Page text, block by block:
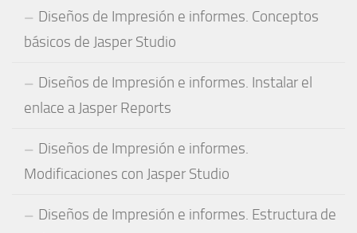
Diseños de Impresión e informes. Conceptos
básicos de Jasper Studio
Diseños de Impresión e informes. Instalar el
enlace a Jasper Reports
Diseños de Impresión e informes.
Modificaciones con Jasper Studio
Diseños de Impresión e informes. Estructura de